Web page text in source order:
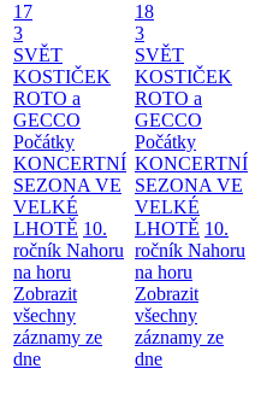
17
3
SVĚT
KOSTIČEK
ROTO a
GECCO
Počátky
KONCERTNÍ
SEZONA VE
VELKÉ
LHOTĚ 10.
ročník Nahoru
na horu
Zobrazit
všechny
záznamy ze
dne
18
3
SVĚT
KOSTIČEK
ROTO a
GECCO
Počátky
KONCERTNÍ
SEZONA VE
VELKÉ
LHOTĚ 10.
ročník Nahoru
na horu
Zobrazit
všechny
záznamy ze
dne